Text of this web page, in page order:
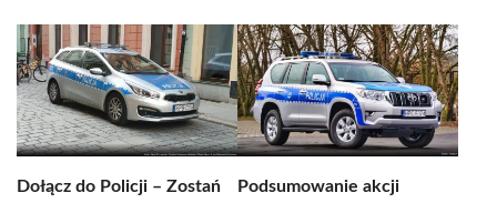
Dołącz do Policji – Zostań
Podsumowanie akcji